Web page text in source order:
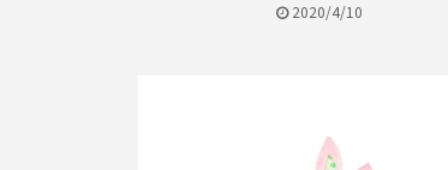
2020/4/10